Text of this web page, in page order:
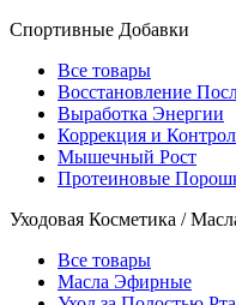
Спортивные Добавки
Все товары
Восстановление
Выработка Энергии
Коррекция и
Мышечный Рост
Протеиновые
Уходовая Косметика /
Все товары
Масла Эфирные